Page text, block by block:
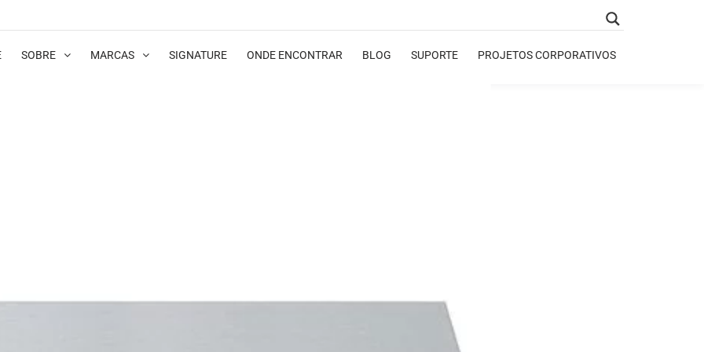
SOBRE MARCAS SIGNATURE ONDE ENCONTRAR BLOG SUPORTE PROJETOS CORPORATIVOS